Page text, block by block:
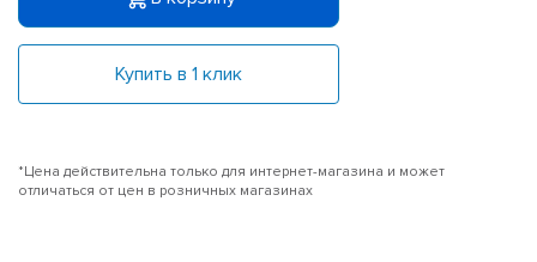
Купить в 1 клик
*Цена действительна только для интернет-магазина и может
отличаться от цен в розничных магазинах